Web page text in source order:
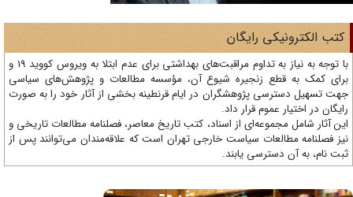
الکترونیکی رایگان
با توجه به نیاز به تداوم مراقبت‌های بهداشتی برای عدم ابتلا به ویروس کووید 19 و
کمک به قطع زنجیره شیوع آن، مؤسسه مطالعات و پژوهش‌های سیاسی
تسهیل دسترسی پژوهشگران در ایام قرنطینه بخشی از آثار خود را به صورت
در اختیار عموم قرار داد.
آثار شامل مجموعه‌ای از اسناد، کتب تاریخ معاصر، فصلنامه‌ مطالعات تاریخی و
فصلنامه مطالعات سیاست خارجی تهران است که علاقه‌مندان می‌توانند پس از
نام، به آن دسترسی یابند.